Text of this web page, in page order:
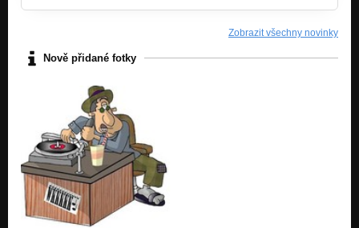
Zobrazit všechny novinky
Nově přidané fotky